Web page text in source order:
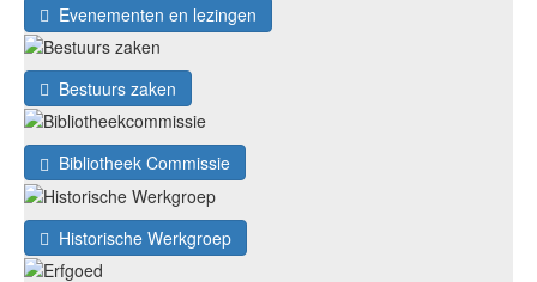
Evenementen en lezingen
Bestuurs zaken
Bibliotheek Commissie
Historische Werkgroep